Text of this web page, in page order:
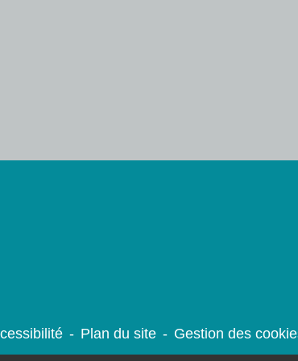
- Plan du site - Gestion des